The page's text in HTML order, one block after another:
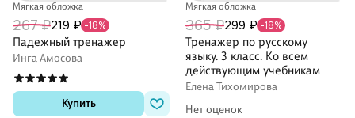
Мягкая обложка
267 ₽219 ₽ -18%
Падежный тренажер
Инга Амосова
Купить
Мягкая обложка
365 ₽299 ₽ -18%
Тренажер по русскому
языку. 3 класс. Ко всем
действующим учебникам
Елена Тихомирова
Нет оценок